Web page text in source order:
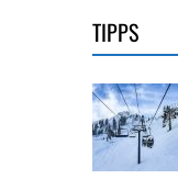
TIPPS